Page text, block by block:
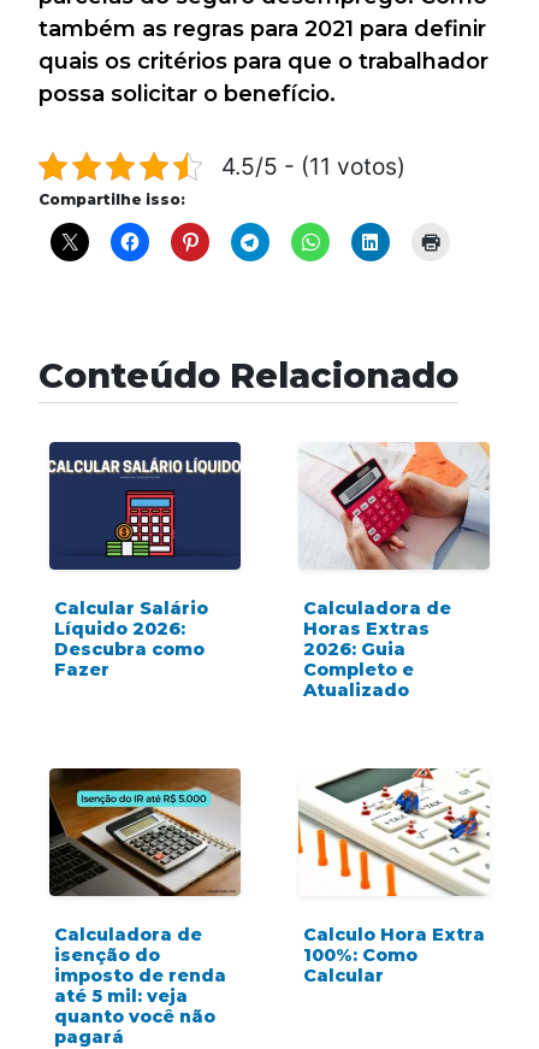
também as regras para 2021 para definir
quais os critérios para que o trabalhador
possa solicitar o benefício.
4.5/5 - (11 votos)
Compartilhe isso:
Conteúdo Relacionado
Calcular Salário
Líquido 2026:
Descubra como
Fazer
Calculadora de
Horas Extras
2026: Guia
Completo e
Atualizado
Calculadora de
isenção do
imposto de renda
até 5 mil: veja
quanto você não
pagará
Calculo Hora Extra
100%: Como
Calcular